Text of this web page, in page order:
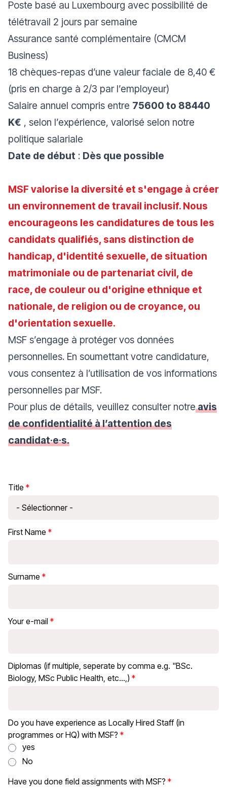
Poste basé au Luxembourg avec possibilité de
télétravail 2 jours par semaine
Assurance santé complémentaire (CMCM
Business)
18 chèques-repas d’une valeur faciale de 8,40 €
(pris en charge à 2/3 par l’employeur)
Salaire annuel compris entre 75600 to 88440
K€ , selon l’expérience, valorisé selon notre
politique salariale
Date de début : Dès que possible
MSF valorise la diversité et s'engage à créer
un environnement de travail inclusif. Nous
encourageons les candidatures de tous les
candidats qualifiés, sans distinction de
handicap, d'identité sexuelle, de situation
matrimoniale ou de partenariat civil, de
race, de couleur ou d'origine ethnique et
nationale, de religion ou de croyance, ou
d'orientation sexuelle.
MSF s’engage à protéger vos données
personnelles. En soumettant votre candidature,
vous consentez à l’utilisation de vos informations
personnelles par MSF.
Pour plus de détails, veuillez consulter notreavis
de confidentialité à l’attention des
candidat·e·s.
Title
First Name
Surname
Your e-mail
Diplomas (if multiple, seperate by comma e.g. "BSc.
Biology, MSc Public Health, etc...,)
Do you have experience as Locally Hired Staff (in
programmes or HQ) with MSF?
yes
No
Have you done field assignments with MSF?